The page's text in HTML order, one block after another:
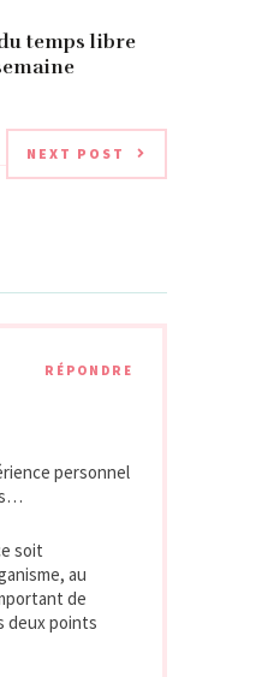
temps libre
NEXT POST
RÉPONDRE
personnel
soit
au
de
deux points